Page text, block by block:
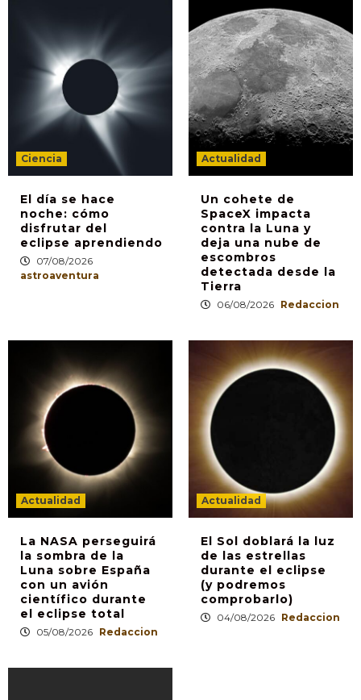
Ciencia
El día se hace
noche: cómo
disfrutar del
eclipse aprendiendo
07/08/2026
astroaventura
Actualidad
Un cohete de
SpaceX impacta
contra la Luna y
deja una nube de
escombros
detectada desde la
Tierra
06/08/2026 Redaccion
Actualidad
La NASA perseguirá
la sombra de la
Luna sobre España
con un avión
científico durante
el eclipse total
05/08/2026 Redaccion
Actualidad
El Sol doblará la luz
de las estrellas
durante el eclipse
(y podremos
comprobarlo)
04/08/2026 Redaccion